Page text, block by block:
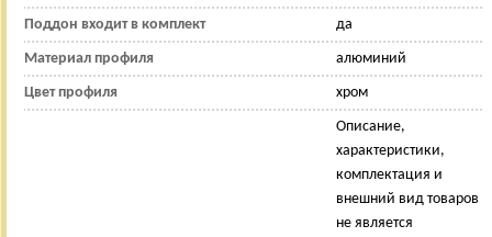
Поддон входит в комплект да
Материал профиля алюминий
Цвет профиля хром
Описание,
характеристики,
комплектация и
внешний вид товаров
не является